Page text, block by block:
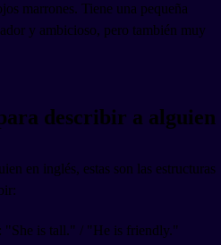
marrones. Tiene una pequeña
y ambicioso, pero también muy
describir a alguien
en inglés, estas son las estructuras
: "She is tall." / "He is friendly."